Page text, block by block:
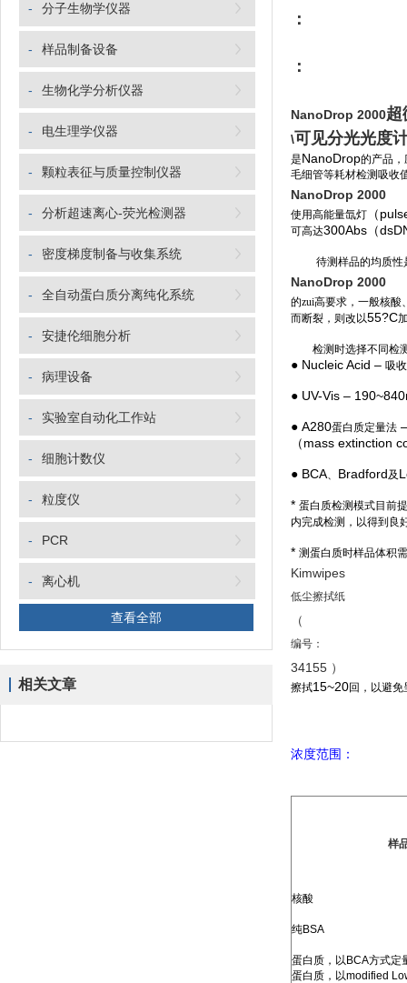
- 分子生物学仪器
- 样品制备设备
- 生物化学分析仪器
- 电生理学仪器
- 颗粒表征与质量控制仪器
- 分析超速离心-荧光检测器
- 密度梯度制备与收集系统
- 全自动蛋白质分离纯化系统
- 安捷伦细胞分析
- 病理设备
- 实验室自动化工作站
- 细胞计数仪
- 粒度仪
- PCR
- 离心机
查看全部
相关文章
：
：
NanoDrop 2000超
\可见分光光度
是NanoDrop的产品，
毛细管等耗材检测吸收
NanoDrop 2000
使用高能量氙灯 （
可高达300Abs（
待测样品的均质性
NanoDrop 2000
的zui高要求，一般核酸
而断裂，则改以55?C
检测时选择不同检
● Nucleic Acid – 吸
● UV-Vis –
● A280蛋白质定量法
（mass extinction
● BCA、 Bradford及
* 蛋白质检测模式目前
内完成检测，以得到良
* 测蛋白质时样品体积
Kimwipes
低尘擦拭纸
（
编号：
34155 ）
擦拭15~20回，以避
浓度范围：
样
核酸
纯BSA
蛋白质，以 BCA方式定
蛋白质，以modified